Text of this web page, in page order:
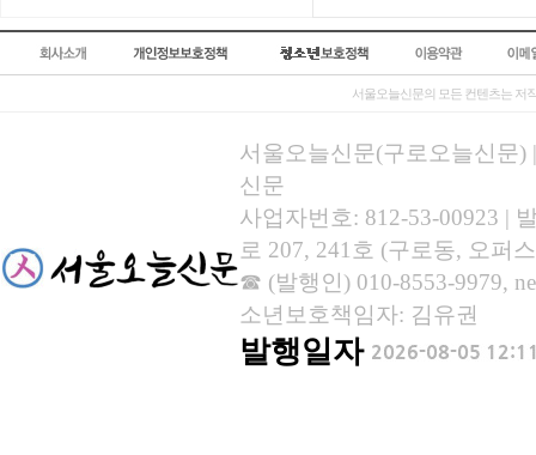
서울오늘신문의 모든 컨텐츠는 저
서울오늘신문(구로오늘신문)
신문
사업자번호: 812-53-00923 |
로 207, 241호 (구로동, 오퍼
☎ (발행인) 010-8553-9979,
소년보호책임자: 김유권
발행일자